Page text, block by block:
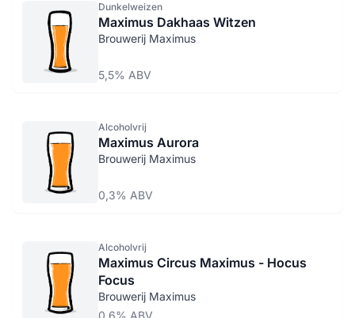
Dunkelweizen
Maximus Dakhaas Witzen
Brouwerij Maximus
5,5% ABV
Alcoholvrij
Maximus Aurora
Brouwerij Maximus
0,3% ABV
Alcoholvrij
Maximus Circus Maximus - Hocus
Focus
Brouwerij Maximus